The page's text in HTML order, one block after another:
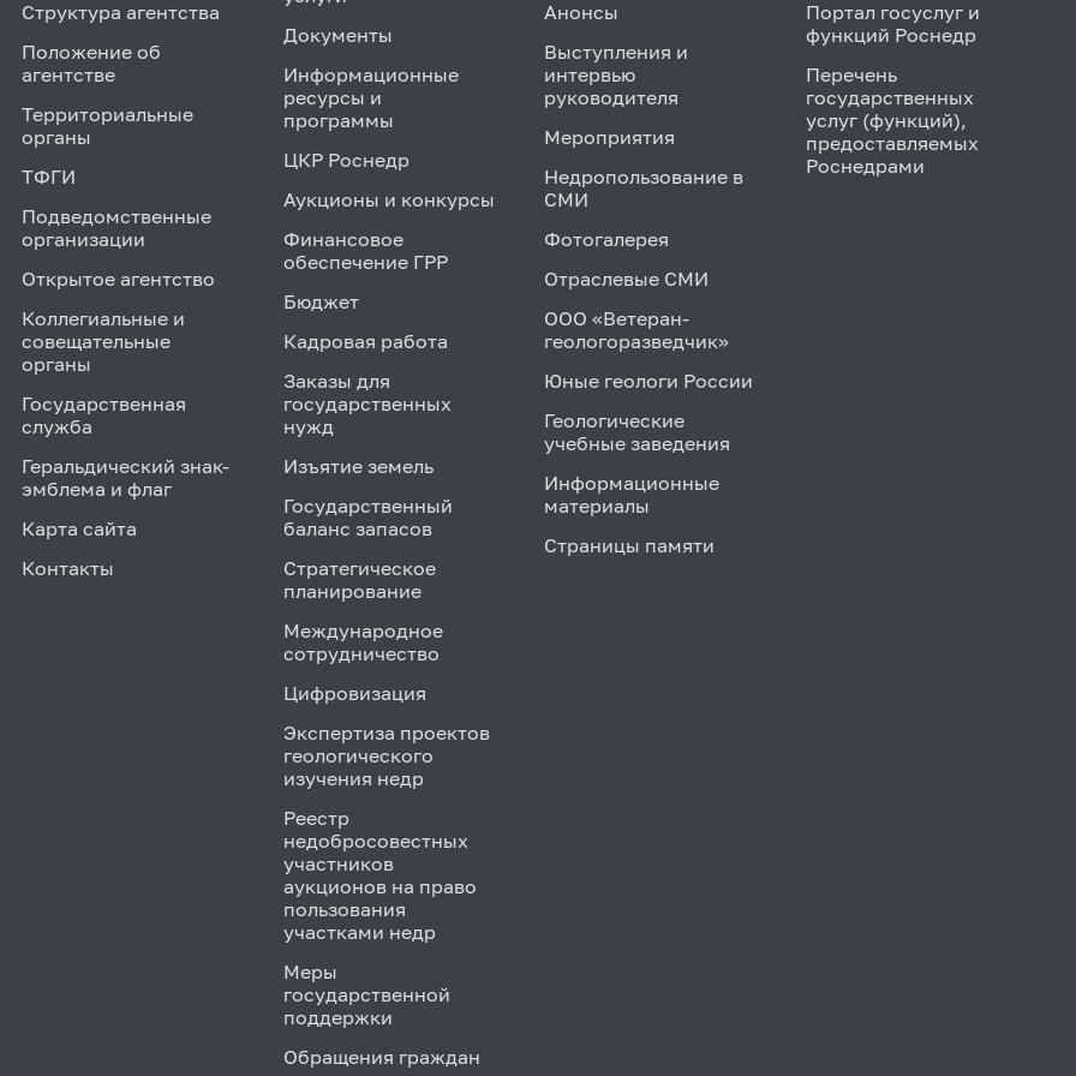
Структура агентства
Положение об
агентстве
Территориальные
органы
ТФГИ
Подведомственные
организации
Открытое агентство
Коллегиальные и
совещательные
органы
Государственная
служба
Геральдический знак-
эмблема и флаг
Карта сайта
Контакты
Документы
Информационные
ресурсы и
программы
ЦКР Роснедр
Аукционы и конкурсы
Финансовое
обеспечение ГРР
Бюджет
Кадровая работа
Заказы для
государственных
нужд
Изъятие земель
Государственный
баланс запасов
Стратегическое
планирование
Международное
сотрудничество
Цифровизация
Экспертиза проектов
геологического
изучения недр
Реестр
недобросовестных
участников
аукционов на право
пользования
участками недр
Меры
государственной
поддержки
Обращения граждан
Анонсы
Выступления и
интервью
руководителя
Мероприятия
Недропользование в
СМИ
Фотогалерея
Отраслевые СМИ
ООО «Ветеран-
геологоразведчик»
Юные геологи России
Геологические
учебные заведения
Информационные
материалы
Страницы памяти
Портал госуслуг и
функций Роснедр
Перечень
государственных
услуг (функций),
предоставляемых
Роснедрами